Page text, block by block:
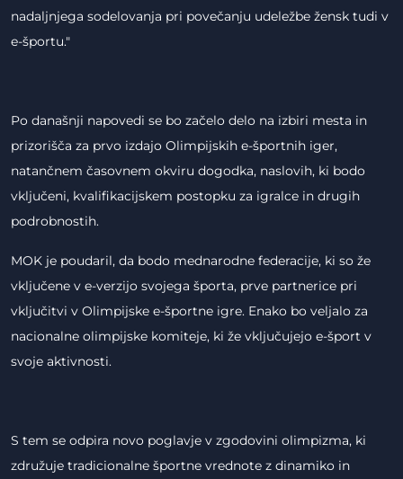
nadaljnjega sodelovanja pri povečanju udeležbe žensk tudi v
e-športu."
Po današnji napovedi se bo začelo delo na izbiri mesta in
prizorišča za prvo izdajo Olimpijskih e-športnih iger,
natančnem časovnem okviru dogodka, naslovih, ki bodo
vključeni, kvalifikacijskem postopku za igralce in drugih
podrobnostih.
MOK je poudaril, da bodo mednarodne federacije, ki so že
vključene v e-verzijo svojega športa, prve partnerice pri
vključitvi v Olimpijske e-športne igre. Enako bo veljalo za
nacionalne olimpijske komiteje, ki že vključujejo e-šport v
svoje aktivnosti.
S tem se odpira novo poglavje v zgodovini olimpizma, ki
združuje tradicionalne športne vrednote z dinamiko in